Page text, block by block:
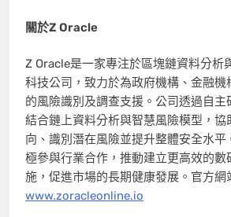
關於Z Oracle
Z Oracle是一家專注於區塊鏈資料分析
科技公司，致力於為政府機構、金融機
的風險識別及調查支援。公司透過自主
結合鏈上資料分析與智慧風險模型，協
向、識別潛在風險並提升整體安全水平
極參與行業合作，推動建立更高效的數
施，促進市場的長期健康發展。官方網
www.zoracleonline.io